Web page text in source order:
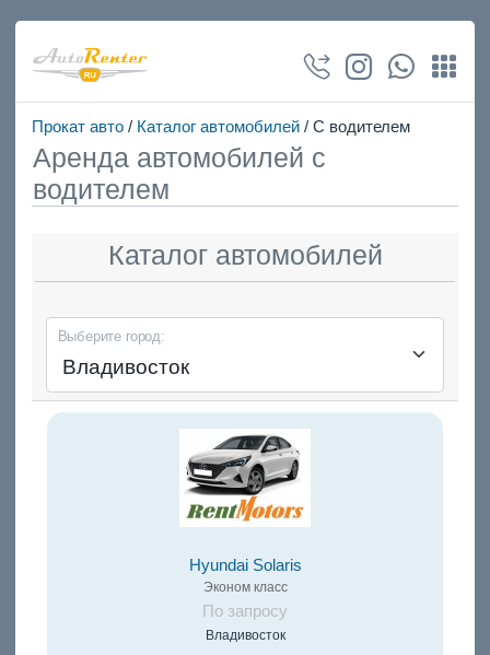
Прокат авто/ Каталог автомобилей/ С водителем
Аренда автомобилей с
водителем
Каталог автомобилей
Выберите город:
Hyundai Solaris
Эконом класс
По запросу
Владивосток